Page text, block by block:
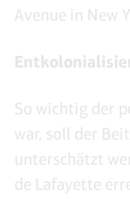
Avenue in New
So wichtig der
war, soll der
unterschätzt
de Lafayette